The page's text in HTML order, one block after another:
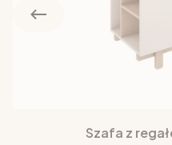
Szafa z